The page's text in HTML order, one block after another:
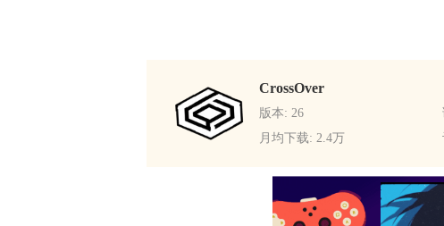
CrossOver
版本: 26
月均下载: 2.4万